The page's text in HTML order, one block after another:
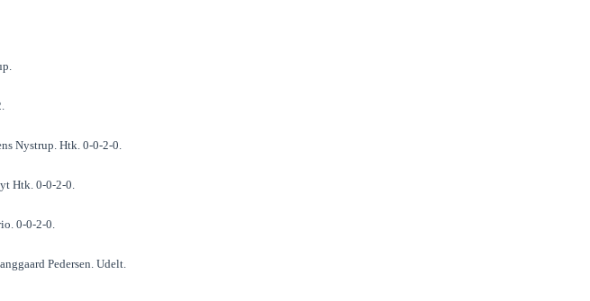
Nystrup. Htk. 0-0-2-0.
Htk. 0-0-2-0.
0-0-2-0.
Pedersen. Udelt.